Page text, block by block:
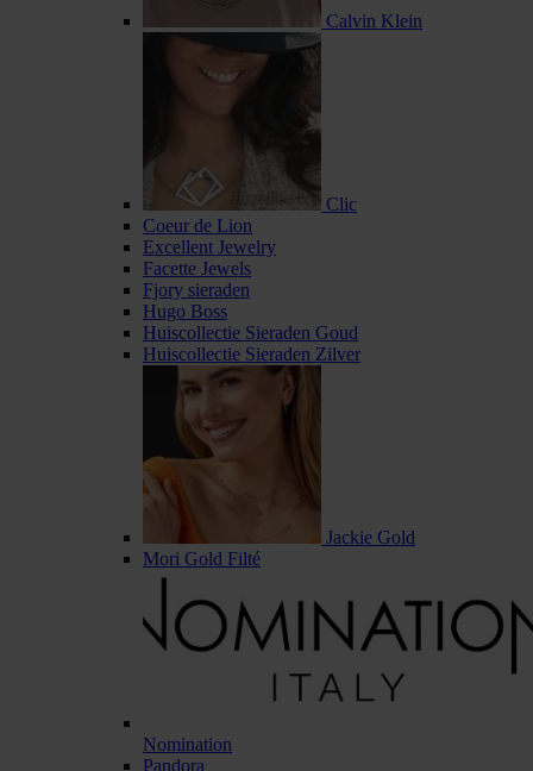
Calvin Klein
Clic
Coeur de Lion
Excellent Jewelry
Facette Jewels
Fjory sieraden
Hugo Boss
Huiscollectie Sieraden Goud
Huiscollectie Sieraden Zilver
Jackie Gold
Mori Gold Filté
Nomination
Pandora